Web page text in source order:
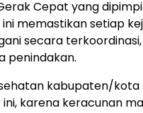
Cepat yang
memastikan setiap
secara
penindakan.
kabupaten/kota
karena keracunan